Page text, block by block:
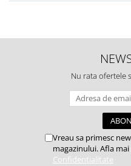
Nu rata ofertele
Vreau sa primesc
magazinului. Afla
Confidentialitate